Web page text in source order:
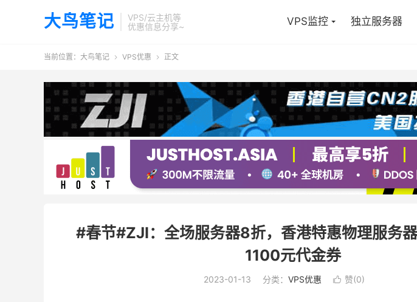
大鸟笔记
VPS/云主机等
优惠信息分享~
VPS监控 独立服务器
当前位置： 大鸟笔记  VPS优惠  正文
#春节#ZJI：全场服务器8折，香港特惠物理服务
1100元代金券
2023-01-13 分类： VPS优惠  赞(0)